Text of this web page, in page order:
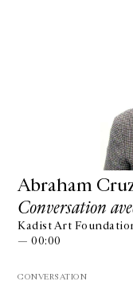
Abraham
Conversation
Kadist Art
— 00:00
CONVERSATION